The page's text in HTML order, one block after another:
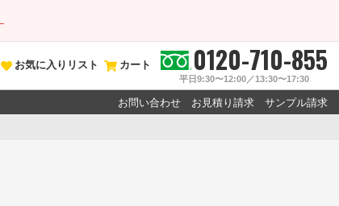
お気に入りリスト カート 0120-710-855
平日9:30〜12:00／13:30〜17:30
お問い合わせ お見積り請求 サンプル請求